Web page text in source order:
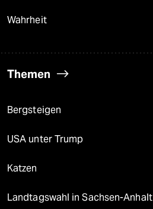
Wahrheit
Themen
Bergsteigen
USA unter Trump
Katzen
Landtagswahl in Sachsen-Anhalt